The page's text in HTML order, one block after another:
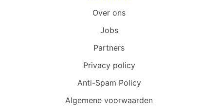
Over ons
Jobs
Partners
Privacy policy
Anti-Spam Policy
Algemene voorwaarden